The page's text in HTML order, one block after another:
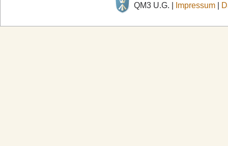
QM3 U.G. | Impressum